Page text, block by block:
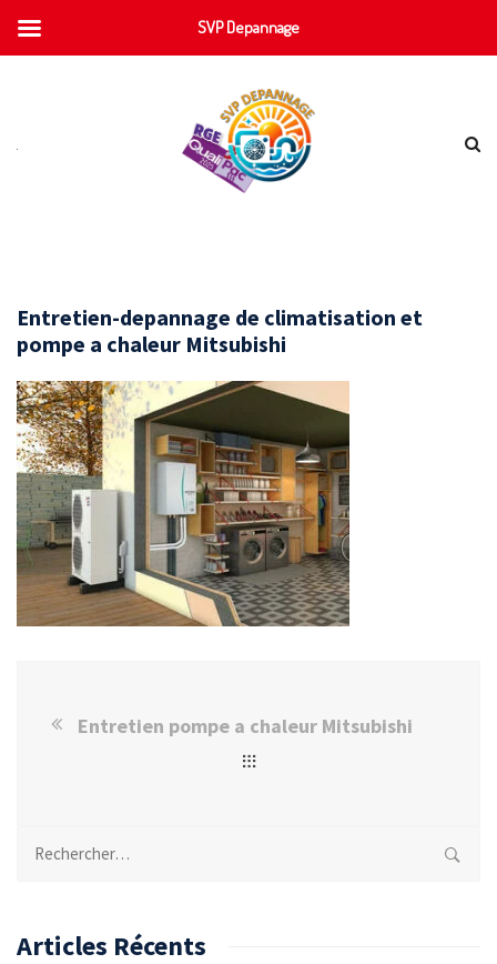
Entretien-depannage de climatisation et
pompe a chaleur Mitsubishi
Entretien pompe a chaleur Mitsubishi
Rechercher :
Articles Récents
SVP Depannage